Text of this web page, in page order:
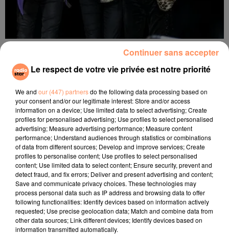
Les Rolling Stones en concert en France pour
les 60 ans du groupe
Le respect de votre vie privée est notre priorité
We and our (447) partnersdo the following data processing based on
your consent and/or our legitimate interest: Store and/or access
information on a device; Use limited data to select advertising; Create
profiles for personalised advertising; Use profiles to select personalised
advertising; Measure advertising performance; Measure content
performance; Understand audiences through statistics or combinations
of data from different sources; Develop and improve services; Create
profiles to personalise content; Use profiles to select personalised
content; Use limited data to select content; Ensure security, prevent and
detect fraud, and fix errors; Deliver and present advertising and content;
Save and communicate privacy choices. These technologies may
process personal data such as IP address and browsing data to offer
following functionalities: Identify devices based on information actively
requested; Use precise geolocation data; Match and combine data from
other data sources; Link different devices; Identify devices based on
information transmitted automatically.
Continuer sans accepter